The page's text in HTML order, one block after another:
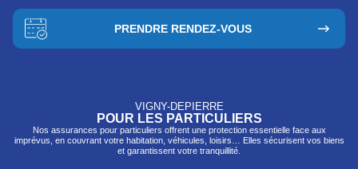
PRENDRE RENDEZ-VOUS
VIGNY-DEPIERRE
POUR LES PARTICULIERS
Nos assurances pour particuliers offrent une protection essentielle face aux
imprévus, en couvrant votre habitation, véhicules, loisirs… Elles sécurisent vos biens
et garantissent votre tranquillité.